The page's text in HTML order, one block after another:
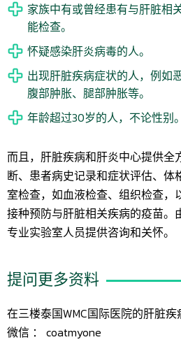
家族中有或曾经患有与肝脏相
能检查。
怀疑感染肝炎病毒的人。
出现肝脏疾病症状的人，例如
腹部肿胀、腿部肿胀等。
年龄超过30岁的人，不论性别。
而且，肝脏疾病和肝炎中心提供全
断、患者病史记录和症状评估、体
室检查，如血液检查、组织检查，
接种预防与肝脏相关疾病的疫苗。
专业实验室人员提供咨询和关怀。
提问更多资料
在三楼泰国WMC国际医院的肝脏
微信 ： coatmyone